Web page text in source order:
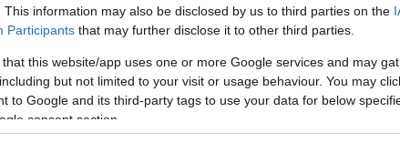
This information may also be disclosed by us to third parties on the
Participants that may further disclose it to other third parties.
that this website/app uses one or more Google services and may
but not limited to your visit or usage behaviour. You may
to Google and its third-party tags to use your data for below
consent section.